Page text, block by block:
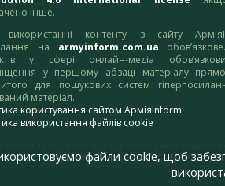
інше.
контенту з сайту
на armyinform.com.ua
у сфері онлайн-медіа
у першому абзаці матеріалу
для пошукових систем
матеріал.
користування сайтом АрміяInform
використання файлів cookie
webmaster@armyinform.com.ua
файли cookie, щоб